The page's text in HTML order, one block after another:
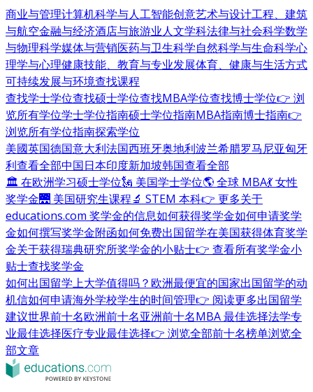
商业与管理计算机科学与人工智能创意艺术与设计工程、建筑
与航空金融与经济酒店与旅游业人文学科法律与社会科学数学
与物理科学媒体与营销医药与卫生科学自然科学与生命科学心
理学与心理健康技能、教育与专业发展体育、健康与生活方式
可持续发展与环境查找课程
查找学士学位查找硕士学位查找MBA学位查找博士学位👉 浏
览所有学位学士学位指南硕士学位指南MBA指南博士指南👉
浏览所有学位指南探索学位
美國英国德国意大利法国西班牙奥地利波兰希腊罗马尼亚匈牙
利查看全部中国日本印度新加坡韩国查看全部
🏛 在欧洲学习硕士学位🗽 美国学士学位🌎 全球 MBA💃 女性
奖学金🌉 美国研究生课程🔬 STEM 本科👉 更多关于
educations.com 奖学金的信息如何获得奖学金如何申请奖学
金如何撰写奖学金附函如何免费出国留学在美国获得体育奖学
金关于获得瑞典研究所奖学金的小贴士👉 查看所有奖学金小
贴士查找奖学金
如何出国留学上大学值得吗？ 欧洲最便宜的国家出国留学的动
机信如何申请海外学校学生的时间管理👉 阅读更多出国留学
建议世界前十名欧洲前十名亚洲前十名MBA 最佳选择法学专
业最佳选择医疗专业最佳选择👉 浏览全部前十名榜单浏览全
部文章